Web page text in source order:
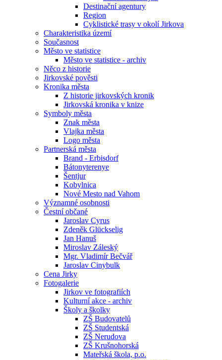
Destinační agentury
Region
Cyklistické trasy v okolí Jirkova
Charakteristika území
Současnost
Město ve statistice
Město ve statistice - archiv
Něco z historie
Jirkovské pověsti
Kronika města
Z historie jirkovských kronik
Jirkovská kronika v knize
Symboly města
Znak města
Vlajka města
Logo města
Partnerská města
Brand - Erbisdorf
Bátonyterenye
Šentjur
Kobylnica
Nové Mesto nad Vahom
Významné osobnosti
Čestní občané
Jaroslav Cyrus
Zdeněk Glückselig
Jan Hanuš
Miroslav Záleský
Mgr. Vladimír Bečvář
Jaroslav Cinybulk
Cena Jirky
Fotogalerie
Jirkov ve fotografiích
Kulturní akce - archiv
Školy a školky
ZŠ Budovatelů
ZŠ Studentská
ZŠ Nerudova
ZŠ Krušnohorská
Mateřská škola, p.o.